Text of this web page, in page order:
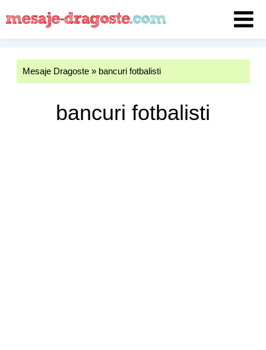
Mesaje Dragoste» bancuri fotbalisti
bancuri fotbalisti